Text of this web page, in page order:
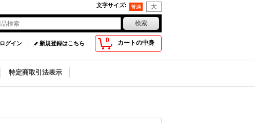
文字サイズ:
0 カートの中身
ログイン 新規登録はこちら
特定商取引法表示